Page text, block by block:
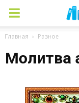
Главная Разное
Молитва